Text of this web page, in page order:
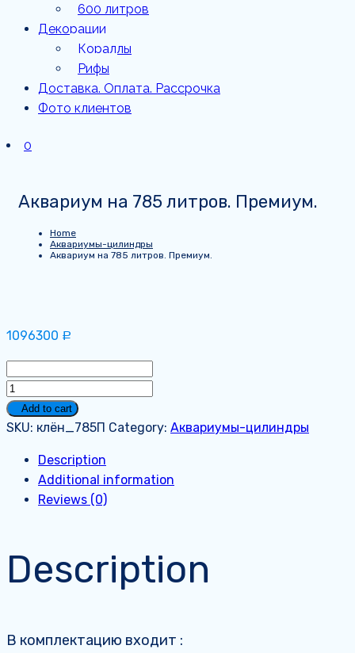
600 литров
Декорации
Кораллы
Рифы
Доставка. Оплата. Рассрочка
Фото клиентов
0
Аквариум на 785 литров. Премиум.
Home
Аквариумы-цилиндры
Аквариум на 785 литров. Премиум.
1096300 Р
Аквариум
на
785
Премиум.
quantity
Add to cart
SKU: клён_785П Category: Аквариумы-цилиндры
Description
Additional information
Reviews (0)
Description
В комплектацию входит :